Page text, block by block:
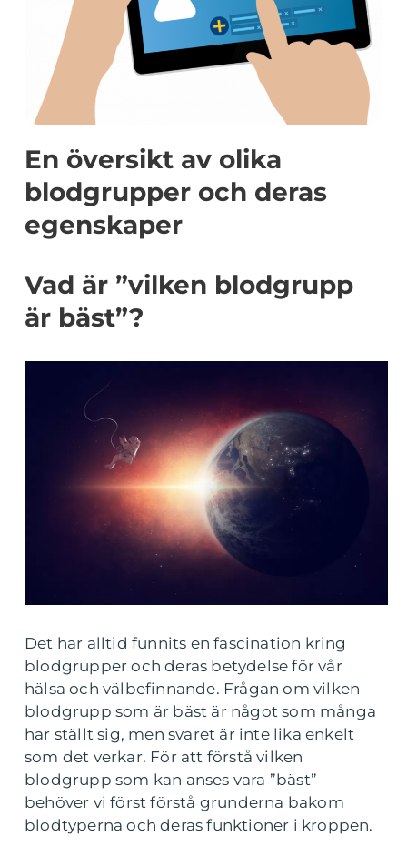
En översikt av olika
blodgrupper och deras
egenskaper
Vad är ”vilken blodgrupp
är bäst”?
Det har alltid funnits en fascination kring
blodgrupper och deras betydelse för vår
hälsa och välbefinnande. Frågan om vilken
blodgrupp som är bäst är något som många
har ställt sig, men svaret är inte lika enkelt
som det verkar. För att förstå vilken
blodgrupp som kan anses vara ”bäst”
behöver vi först förstå grunderna bakom
blodtyperna och deras funktioner i kroppen.